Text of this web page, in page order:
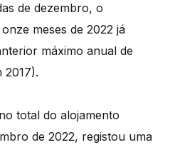
de dezembro, o
meses de 2022 já
máximo anual de
2017).
total do alojamento
de 2022, registou uma